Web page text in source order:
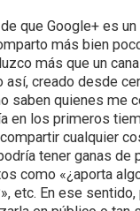
que Google+ es
más bien
más que un
así, creado desde
saben quienes me
en los primeros
cualquier
tener ganas de
como «¿aporta
etc. En ese